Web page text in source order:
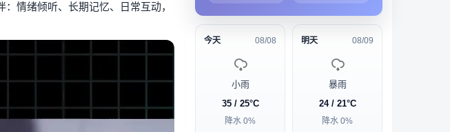
情绪倾听、长期记忆、日常互动，
今天 08/08
小雨
35 / 25°C
降水 0%
明天 08/09
暴雨
24 / 21°C
降水 0%